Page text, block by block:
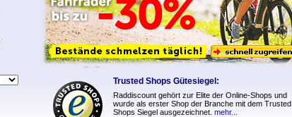
Trusted Shops Gütesiegel:
Raddiscount gehört zur Elite der Online-Shops und
wurde als erster Shop der Branche mit dem Trusted
Shops Siegel ausgezeichnet. mehr...